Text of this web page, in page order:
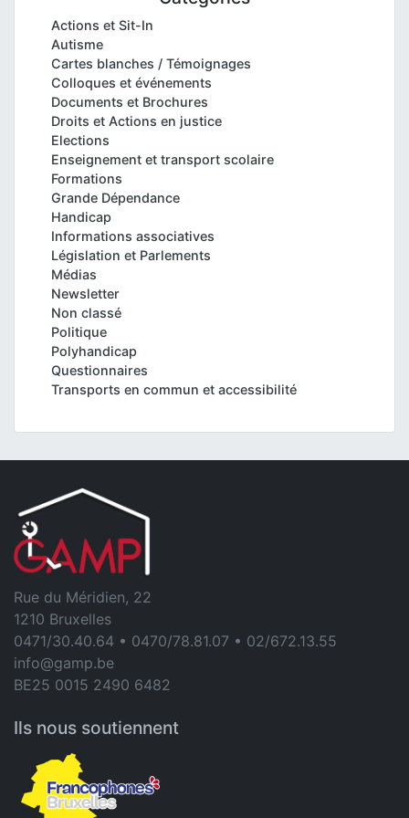
Actions et Sit-In
Autisme
Cartes blanches / Témoignages
Colloques et événements
Documents et Brochures
Droits et Actions en justice
Elections
Enseignement et transport scolaire
Formations
Grande Dépendance
Handicap
Informations associatives
Législation et Parlements
Médias
Newsletter
Non classé
Politique
Polyhandicap
Questionnaires
Transports en commun et accessibilité
Rue du Méridien, 22
1210 Bruxelles
0471/30.40.64 • 0470/78.81.07 • 02/672.13.55
info@gamp.be
BE25 0015 2490 6482
Ils nous soutiennent